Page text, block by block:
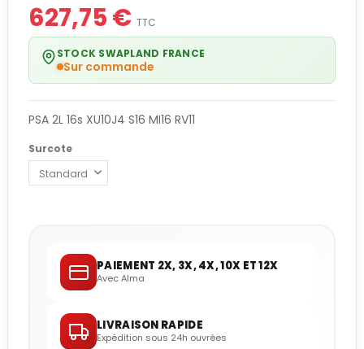
627,75 € TTC
STOCK SWAPLAND FRANCE
Sur commande
PSA 2L 16s XU10J4 S16 MI16 RV11
Surcote
PAIEMENT 2X, 3X, 4X, 10X ET 12X
Avec Alma
LIVRAISON RAPIDE
Expédition sous 24h ouvrées